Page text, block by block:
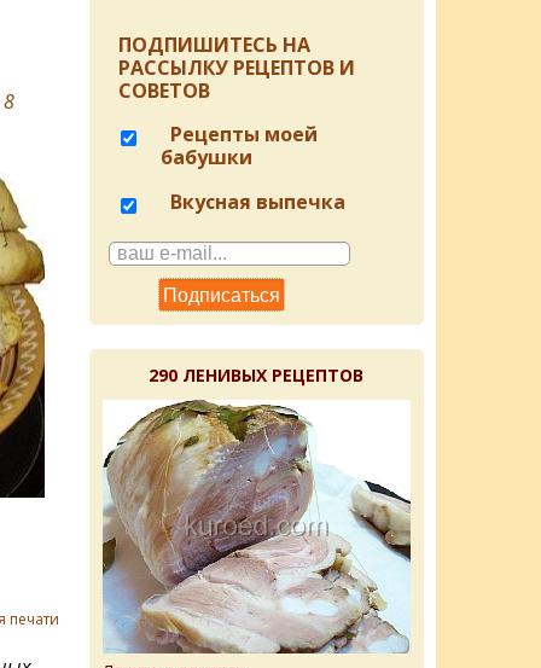
8
печати
ПОДПИШИТЕСЬ НА
РАССЫЛКУ РЕЦЕПТОВ И
СОВЕТОВ
Рецепты моей
бабушки
Вкусная выпечка
290 ЛЕНИВЫХ РЕЦЕПТОВ